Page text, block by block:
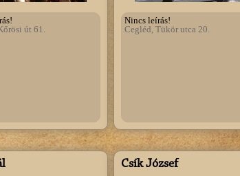
út 61.
Nincs leírás!
Cegléd, Tükör utca 20.
Csík József